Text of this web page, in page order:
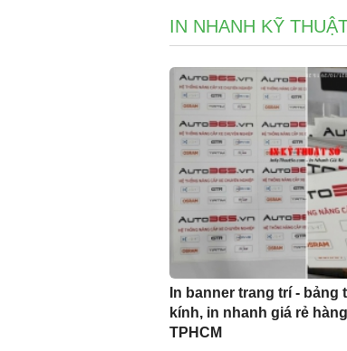
IN NHANH KỸ
In banner trang trí - bảng
kính, in nhanh giá rẻ
TPHCM